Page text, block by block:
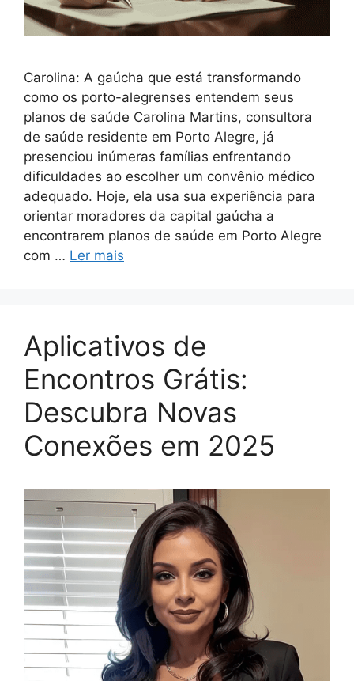
Carolina: A gaúcha que está transformando
como os porto-alegrenses entendem seus
planos de saúde Carolina Martins, consultora
de saúde residente em Porto Alegre, já
presenciou inúmeras famílias enfrentando
dificuldades ao escolher um convênio médico
adequado. Hoje, ela usa sua experiência para
orientar moradores da capital gaúcha a
encontrarem planos de saúde em Porto Alegre
com … Ler mais
Aplicativos de
Encontros Grátis:
Descubra Novas
Conexões em 2025